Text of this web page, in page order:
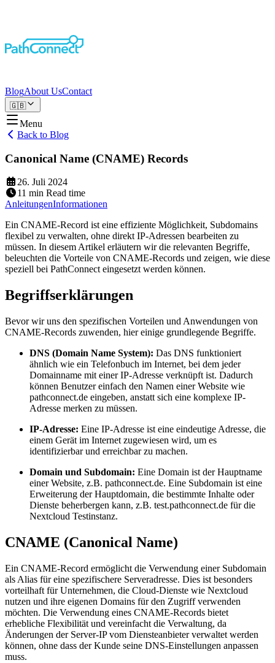
BlogAbout UsContact
🇬🇧
Menu
Back to Blog
Canonical Name (CNAME) Records
26. Juli 2024
11 min Read time
AnleitungenInformationen
Ein CNAME-Record ist eine effiziente Möglichkeit, Subdomains
flexibel zu verwalten, ohne direkt IP-Adressen bearbeiten zu
müssen. In diesem Artikel erläutern wir die relevanten Begriffe,
beleuchten die Vorteile von CNAME-Records und zeigen, wie diese
speziell bei PathConnect eingesetzt werden können.
Begriffserklärungen
Bevor wir uns den spezifischen Vorteilen und Anwendungen von
CNAME-Records zuwenden, hier einige grundlegende Begriffe.
DNS (Domain Name System): Das DNS funktioniert
ähnlich wie ein Telefonbuch im Internet, bei dem jeder
Domainname mit einer IP-Adresse verknüpft ist. Dadurch
können Benutzer einfach den Namen einer Website wie
pathconnect.de eingeben, anstatt sich eine komplexe IP-
Adresse merken zu müssen.
IP-Adresse: Eine IP-Adresse ist eine eindeutige Adresse, die
einem Gerät im Internet zugewiesen wird, um es
identifizierbar und erreichbar zu machen.
Domain und Subdomain: Eine Domain ist der Hauptname
einer Website, z.B. pathconnect.de. Eine Subdomain ist eine
Erweiterung der Hauptdomain, die bestimmte Inhalte oder
Dienste beherbergen kann, z.B. test.pathconnect.de für die
Nextcloud Testinstanz.
CNAME (Canonical Name)
Ein CNAME-Record ermöglicht die Verwendung einer Subdomain
als Alias für eine spezifischere Serveradresse. Dies ist besonders
vorteilhaft für Unternehmen, die Cloud-Dienste wie Nextcloud
nutzen und ihre eigenen Domains für den Zugriff verwenden
möchten. Die Verwendung eines CNAME-Records bietet
erhebliche Flexibilität und vereinfacht die Verwaltung, da
Änderungen der Server-IP vom Diensteanbieter verwaltet werden
können, ohne dass der Kunde seine DNS-Einstellungen anpassen
muss.